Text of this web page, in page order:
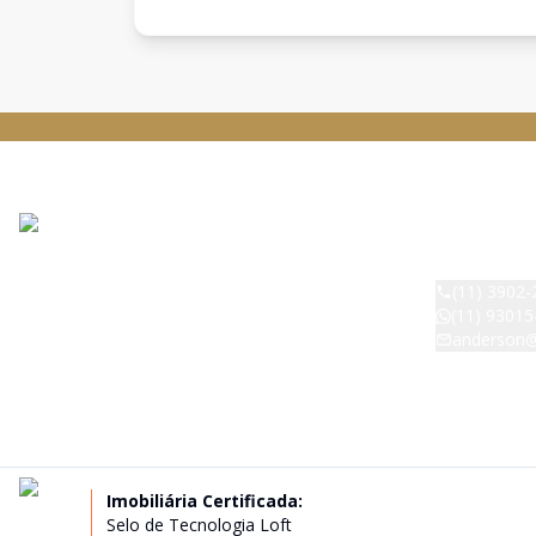
Imobiliária Certificada:
Selo de Tecnologia Loft